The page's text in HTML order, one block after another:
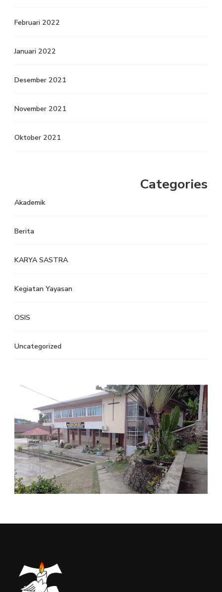
Februari 2022
Januari 2022
Desember 2021
November 2021
Oktober 2021
Categories
Akademik
Berita
KARYA SASTRA
Kegiatan Yayasan
OSIS
Uncategorized